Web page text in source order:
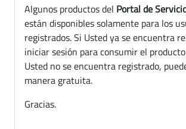
Algunos productos del Portal de
están disponibles solamente para los
registrados. Si Usted ya se encuentra
iniciar sesión para consumir el
Usted no se encuentra registrado,
manera gratuita.
Gracias.